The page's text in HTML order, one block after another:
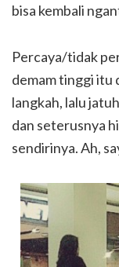
bisa kembali
Percaya/tidak
demam tinggi itu
langkah, lalu
dan seterusnya
sendirinya. Ah,